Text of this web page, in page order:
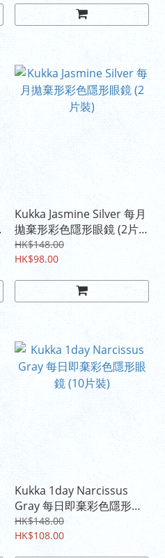
Kukka Jasmine Silver 每月
拋棄形彩色隱形眼鏡 (2片
裝)
HK$148.00
HK$98.00
Kukka 1day Narcissus
Gray 每日即棄彩色隱形眼
鏡 (10片裝)
HK$148.00
HK$108.00